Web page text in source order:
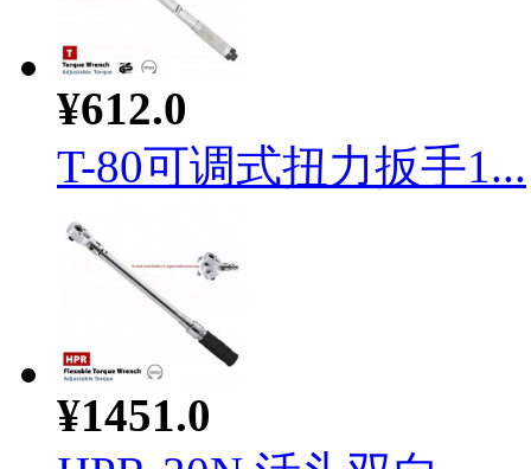
¥612.0
T-80可调式扭力扳手1...
¥1451.0